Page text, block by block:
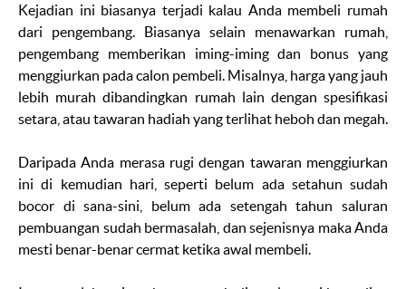
Kejadian ini biasanya terjadi kalau Anda membeli rumah
dari pengembang. Biasanya selain menawarkan rumah,
pengembang memberikan iming-iming dan bonus yang
menggiurkan pada calon pembeli. Misalnya, harga yang jauh
lebih murah dibandingkan rumah lain dengan spesifikasi
setara, atau tawaran hadiah yang terlihat heboh dan megah.
Daripada Anda merasa rugi dengan tawaran menggiurkan
ini di kemudian hari, seperti belum ada setahun sudah
bocor di sana-sini, belum ada setengah tahun saluran
pembuangan sudah bermasalah, dan sejenisnya maka Anda
mesti benar-benar cermat ketika awal membeli.